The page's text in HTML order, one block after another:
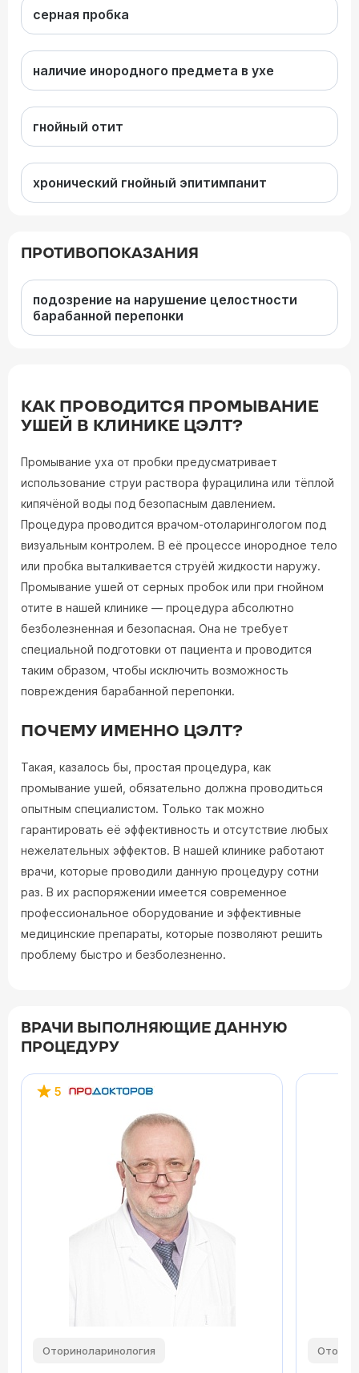
серная пробка
наличие инородного предмета в ухе
гнойный отит
хронический гнойный эпитимпанит
ПРОТИВОПОКАЗАНИЯ
подозрение на нарушение целостности
барабанной перепонки
КАК ПРОВОДИТСЯ ПРОМЫВАНИЕ
УШЕЙ В КЛИНИКЕ ЦЭЛТ?
Промывание уха от пробки предусматривает
использование струи раствора фурацилина или тёплой
кипячёной воды под безопасным давлением.
Процедура проводится врачом-отоларингологом под
визуальным контролем. В её процессе инородное тело
или пробка выталкивается струёй жидкости наружу.
Промывание ушей от серных пробок или при гнойном
отите в нашей клинике — процедура абсолютно
безболезненная и безопасная. Она не требует
специальной подготовки от пациента и проводится
таким образом, чтобы исключить возможность
повреждения барабанной перепонки.
ПОЧЕМУ ИМЕННО ЦЭЛТ?
Такая, казалось бы, простая процедура, как
промывание ушей, обязательно должна проводиться
опытным специалистом. Только так можно
гарантировать её эффективность и отсутствие любых
нежелательных эффектов. В нашей клинике работают
врачи, которые проводили данную процедуру сотни
раз. В их распоряжении имеется современное
профессиональное оборудование и эффективные
медицинские препараты, которые позволяют решить
проблему быстро и безболезненно.
ВРАЧИ ВЫПОЛНЯЮЩИЕ ДАННУЮ
ПРОЦЕДУРУ
5
Оториноларинология